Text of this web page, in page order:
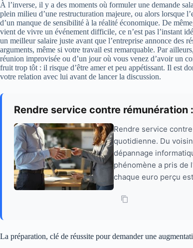
À l’inverse, il y a des moments où formuler une demande
plein milieu d’une restructuration majeure, ou alors lorsque
d’un manque de sensibilité à la réalité économique. De
vient de vivre un événement difficile, ce n’est pas l’instant
un meilleur salaire juste avant que l’entreprise annonce des
arguments, même si votre travail est remarquable. Par
réunion improvisée ou d’un jour où vous venez d’avoir un
fruit trop tôt : il risque d’être amer et peu appétissant. Il est
votre relation avec lui avant de lancer la discussion.
Rendre service contre rémunération
Rendre service
quotidienne. Du
dépannage
phénomène a pris de
chaque euro perçu
La préparation, clé de réussite pour demander une